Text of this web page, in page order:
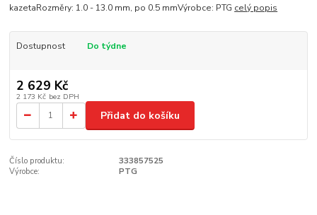
kazetaRozměry: 1.0 - 13.0 mm, po 0.5 mmVýrobce: PTG celý popis
Dostupnost Do týdne
2 629 Kč
2 173 Kč bez DPH
Přidat do košíku
Číslo produktu:
333857525
Výrobce:
PTG